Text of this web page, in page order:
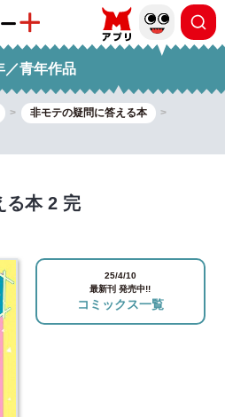
／青年作品
非モテの疑問に答える本
る本 2 完
25/4/10
最新刊 発売中!!
コミックス一覧